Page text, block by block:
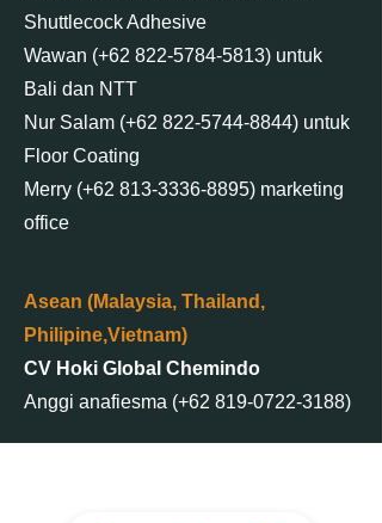
Shuttlecock Adhesive
Wawan (+62 822-5784-5813) untuk
Bali dan NTT
Nur Salam (+62 822-5744-8844) untuk
Floor Coating
Merry (+62 813-3336-8895) marketing
office
Asean (Malaysia, Thailand,
Philipine,Vietnam)
CV Hoki Global Chemindo
Anggi anafiesma (+62 819-0722-3188)